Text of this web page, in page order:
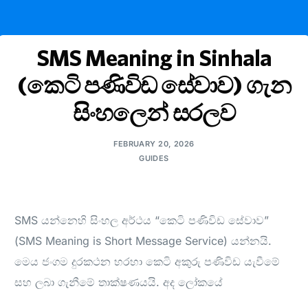
SMS Meaning in Sinhala
(කෙටි පණිවිඩ සේවාව) ගැන
සිංහලෙන් සරලව
FEBRUARY 20, 2026
GUIDES
SMS යන්නෙහි සිංහල අර්ථය “කෙටි පණිවිඩ සේවාව”
(SMS Meaning is Short Message Service) යන්නයි.
මෙය ජංගම දුරකථන හරහා කෙටි අකුරු පණිවිඩ යැවීමේ
සහ ලබා ගැනීමේ තාක්ෂණයයි. අද ලෝකයේ